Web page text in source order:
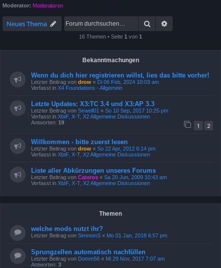
Moderator: Moderatoren
Neues Thema Suche
16 Themen • Seite 1 von 1
Bekanntmachungen
Wenn du dich hier registrieren willst, lies das bitte vorher!
Letzter Beitrag von drow « Di 06 Feb, 2024 10:03 am
Verfasst in X4 Foundations - Allgemein
Letzte Updates: X3:TC 3.4 und X3:AP 3.3
Letzter Beitrag von Sewell01 « So 10 Sep, 2017 10:25 pm
Verfasst in XbtF, X-T, X2 Allgemeine Diskussionen
Antworten: 19 1 2
Willkommen - bitte zuerst lesen
Letzter Beitrag von drow « So 22 Apr, 2012 6:14 pm
Verfasst in XbtF, X-T, X2 Allgemeine Diskussionen
Liste aller Abkürzungen unseres Forums
Letzter Beitrag von Cateros « Sa 20 Jun, 2009 10:43 am
Verfasst in XbtF, X-T, X2 Allgemeine Diskussionen
Themen
welche mods nutzt ihr?
Letzter Beitrag von SimmonS « Mo 01 Jan, 2018 6:57 pm
Sprungzellen automatisch nachfüllen
Letzter Beitrag von Domm56 « Mi 29 Nov, 2017 7:07 am
Antworten: 3